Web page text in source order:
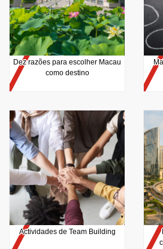
Dez razões para escolher Macau
como destino
Actividades de Team Building